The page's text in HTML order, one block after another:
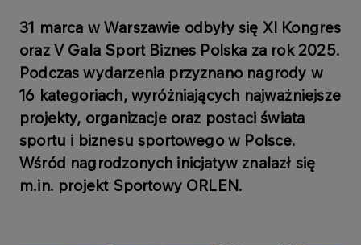
31 marca w Warszawie odbyły się XI Kongres
oraz V Gala Sport Biznes Polska za rok 2025.
Podczas wydarzenia przyznano nagrody w
16 kategoriach, wyróżniających najważniejsze
projekty, organizacje oraz postaci świata
sportu i biznesu sportowego w Polsce.
Wśród nagrodzonych inicjatyw znalazł się
m.in. projekt Sportowy ORLEN.